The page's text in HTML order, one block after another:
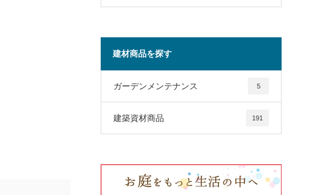
建材商品を探す
ガーデンメンテナンス 5
建築資材商品 191